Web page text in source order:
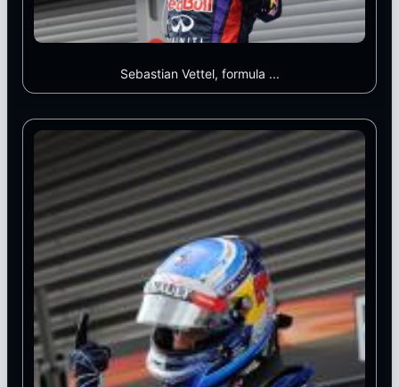
Sebastian Vettel, formula ...